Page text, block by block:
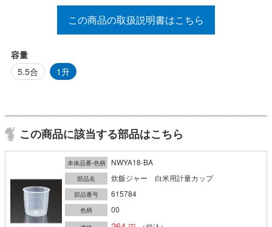
この商品の取扱説明書はこちら
容量
5.5合
1升
この商品に該当する部品はこちら
本体品番-色柄 NWYA18-BA
部品名 炊飯ジャー 白米用計量カップ
部品番号 615784
色柄 00